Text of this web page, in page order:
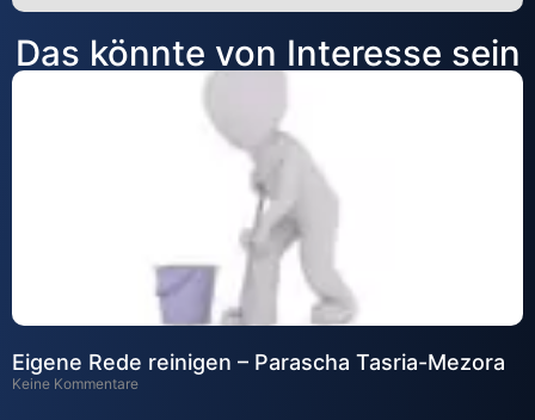
Alternative:
Das könnte von Interesse sein
Eigene Rede reinigen – Parascha Tasria-Mezora
Keine Kommentare